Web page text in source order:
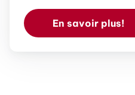
En savoir plus!